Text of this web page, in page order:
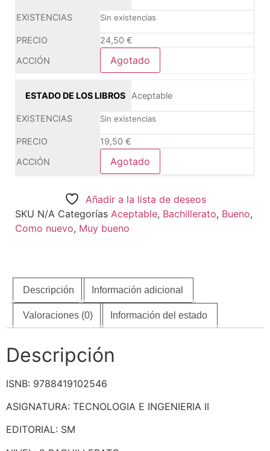
Sin existencias
24,50 €
Agotado
Aceptable
Sin existencias
19,50 €
Agotado
Añadir a la lista de deseos
SKU N/A Categorías Aceptable, Bachillerato, Bueno,
Como nuevo, Muy bueno
Descripción Información adicional
Valoraciones (0) Información del estado
Descripción
ISNB: 9788419102546
ASIGNATURA: TECNOLOGIA E INGENIERIA II
EDITORIAL: SM